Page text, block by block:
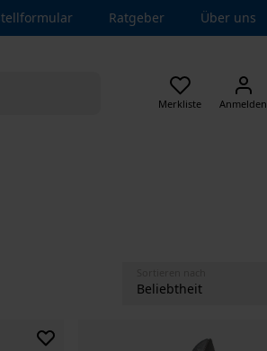
Ratgeber Über uns
Merkliste Anmelden